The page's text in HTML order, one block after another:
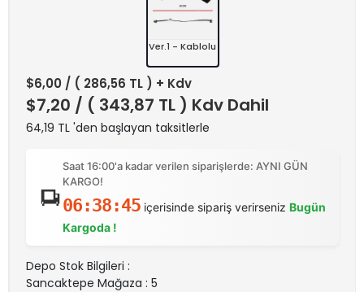
Ver.1 - Kablolu
$6,00 / ( 286,56 TL ) + Kdv
$7,20 / ( 343,87 TL ) Kdv Dahil
64,19 TL 'den başlayan taksitlerle
Saat 16:00'a kadar verilen siparişlerde: AYNI GÜN
KARGO!
06:38:45içerisinde sipariş verirseniz Bugün
Kargoda !
Depo Stok Bilgileri :
Sancaktepe Mağaza : 5